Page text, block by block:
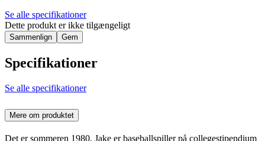
Se alle specifikationer
Dette produkt er ikke tilgængeligt
Sammenlign Gem
Specifikationer
Se alle specifikationer
Mere om produktet
Det er sommeren 1980. Jake er baseballspiller på collegestipendium